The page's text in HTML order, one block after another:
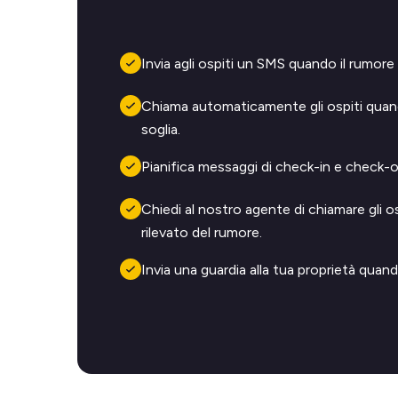
Invia agli ospiti un SMS quando il rumore
Chiama automaticamente gli ospiti
soglia.
Pianifica messaggi di check-in e check-
Chiedi al nostro agente di chiamare gli
rilevato del rumore.
Invia una guardia alla tua proprietà